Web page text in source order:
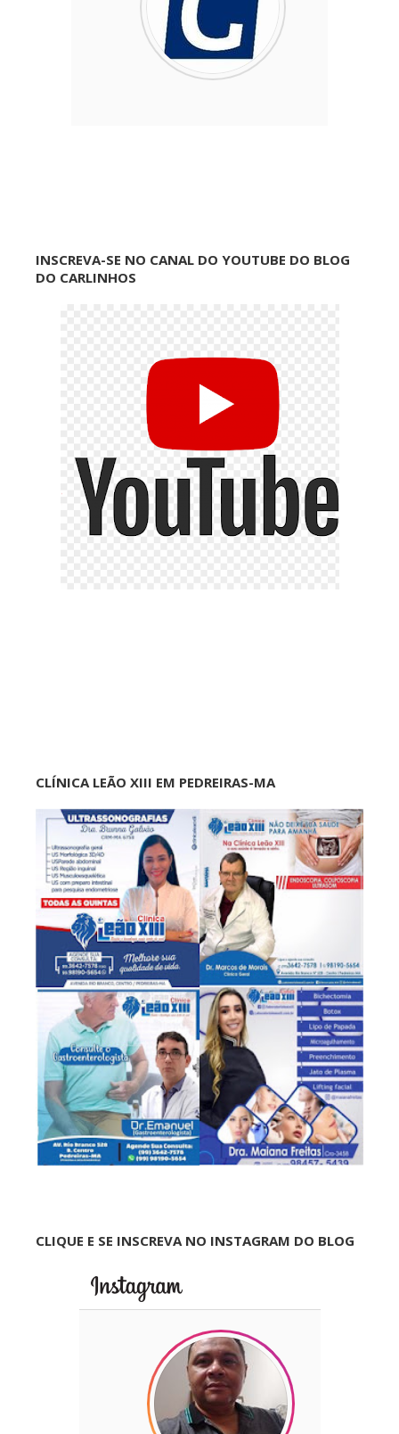
INSCREVA-SE NO CANAL DO YOUTUBE DO BLOG
DO CARLINHOS
CLÍNICA LEÃO XIII EM PEDREIRAS-MA
CLIQUE E SE INSCREVA NO INSTAGRAM DO BLOG